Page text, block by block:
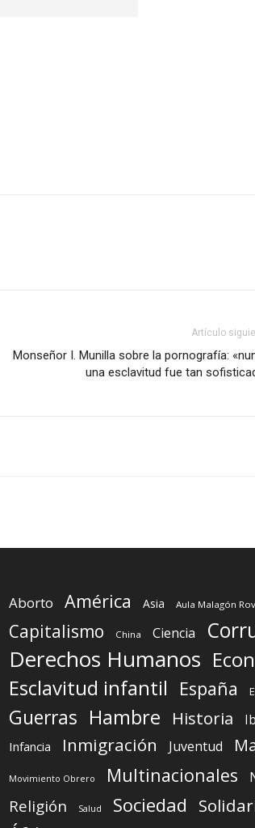
Artículo
Monseñor I. Munilla sobre la pornografía:
una esclavitud fue tan
Aborto América Asia Aula Malagón
Capitalismo China Ciencia
Derechos Humanos
Esclavitud infantil España
Guerras Hambre Historia
Infancia Inmigración Juventud
Movimiento Obrero Multinacionales
Religión Salud Sociedad